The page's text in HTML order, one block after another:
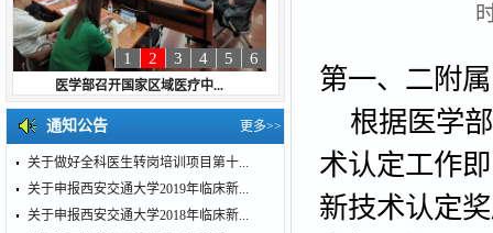
1 2 3 4 5 6
医学部召开国家区域医疗中...
通知公告 更多>>
关于做好全科医生转岗培训项目第十...
关于申报西安交通大学2019年临床新...
关于申报西安交通大学2018年临床新...
第一、二附
根据医学部
术认定工作
新技术认定